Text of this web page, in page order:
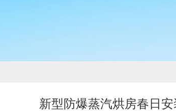
新型防爆蒸汽烘房春日